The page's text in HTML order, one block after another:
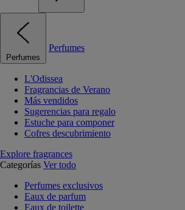
Perfumes
Perfumes
L'Odissea
Fragrancias de Verano
Más vendidos
Sugerencias para regalo
Estuche para componer
Cofres descubrimiento
Explore fragrances
Categorías Ver todo
Perfumes exclusivos
Eaux de parfum
Eaux de toilette